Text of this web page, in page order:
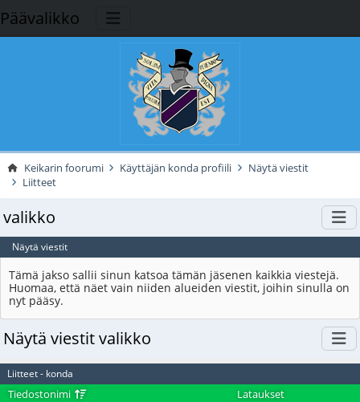
Päävalikko
Keikarin foorumi Käyttäjän konda profiili
Näytä viestit
Liitteet
valikko
Näytä viestit
Tämä jakso sallii sinun katsoa tämän jäsenen kaikkia viestejä.
Huomaa, että näet vain niiden alueiden viestit, joihin sinulla on
nyt pääsy.
Näytä viestit valikko
Liitteet - konda
Tiedostonimi Lataukset